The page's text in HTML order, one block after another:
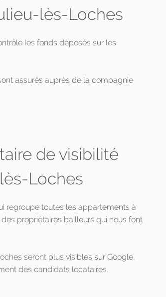
lès-Loches
les fonds déposés sur les
assurés auprès de la compagnie
de visibilité
Loches
regroupe toutes les appartements à
propriétaires bailleurs qui nous font
seront plus visibles sur Google,
des candidats locataires.